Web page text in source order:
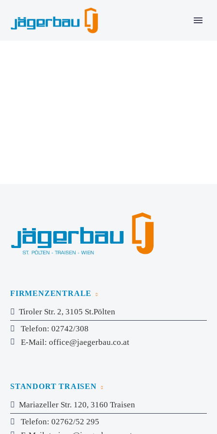
FIRMENZENTRALE
Tiroler Str. 2, 3105 St.Pölten
Telefon: 02742/308
E-Mail: office@jaegerbau.co.at
STANDORT TRAISEN
Mariazeller Str. 120, 3160 Traisen
Telefon: 02762/52 295